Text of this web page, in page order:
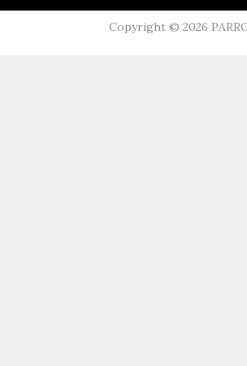
Copyright ©2026